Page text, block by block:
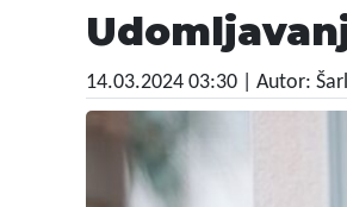
14.03.2024 03:30 | Autor: